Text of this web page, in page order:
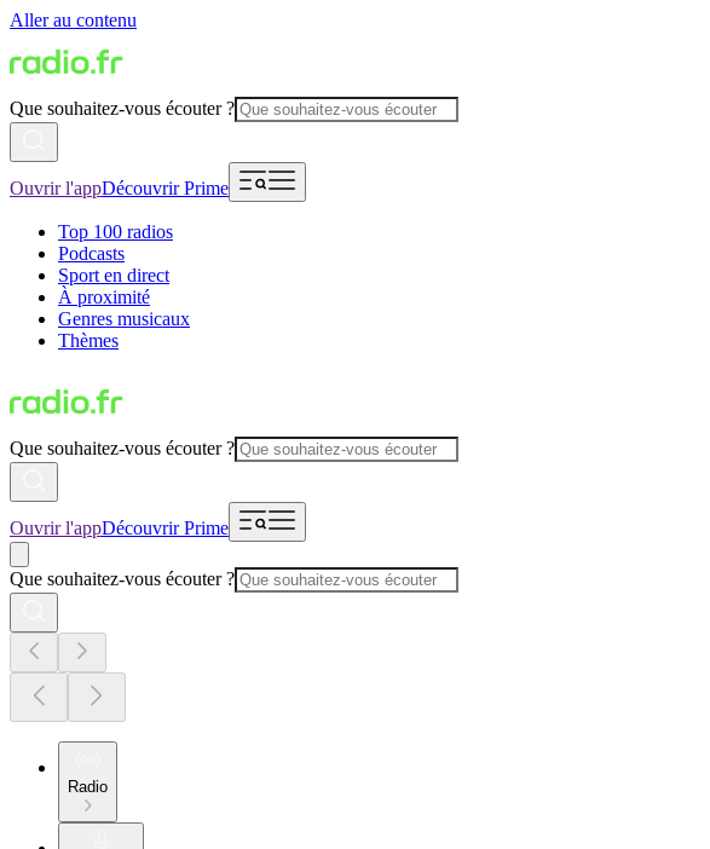
Aller au contenu
Que souhaitez-vous écouter ?
Ouvrir l'appDécouvrir Prime
Top 100 radios
Podcasts
Sport en direct
À proximité
Genres musicaux
Thèmes
Que souhaitez-vous écouter ?
Ouvrir l'appDécouvrir Prime
Que souhaitez-vous écouter ?
Radio